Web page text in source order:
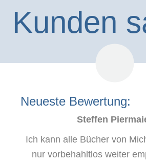
Kunden
Neueste Bewertung:
Steffen
Ich kann alle Bücher von
nur vorbehahltlos weiter